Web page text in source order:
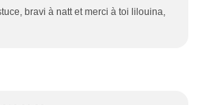
bravi à natt et merci à toi lilouina,